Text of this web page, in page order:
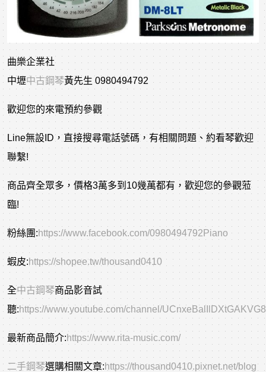
曲樂企業社
中壢中古鋼琴黃先生 0980494792
歡迎您的來電預約參觀
Line無設ID，直接搜尋電話號碼，有相關問題、約看琴歡迎
聯繫!
商品齊全眾多，價格3萬多到10幾萬都有，歡迎您的參觀蒞
臨!
粉絲團:https://www.facebook.com/0980494792Piano
蝦皮:https://shopee.tw/thousand0410
全中古鋼琴商品影音試
聽:https://www.youtube.com/channel/
最新商品簡介:https://www.rita-music.com/
二手鋼琴選購相關文章:https://thousand0410.pixnet.net/blog